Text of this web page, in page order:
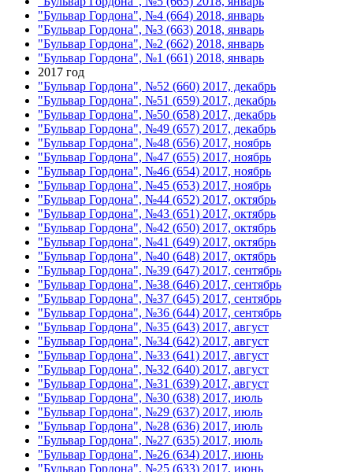
"Бульвар Гордона", №4 (664) 2018, январь
"Бульвар Гордона", №3 (663) 2018, январь
"Бульвар Гордона", №2 (662) 2018, январь
"Бульвар Гордона", №1 (661) 2018, январь
2017 год
"Бульвар Гордона", №52 (660) 2017, декабрь
"Бульвар Гордона", №51 (659) 2017, декабрь
"Бульвар Гордона", №50 (658) 2017, декабрь
"Бульвар Гордона", №49 (657) 2017, декабрь
"Бульвар Гордона", №48 (656) 2017, ноябрь
"Бульвар Гордона", №47 (655) 2017, ноябрь
"Бульвар Гордона", №46 (654) 2017, ноябрь
"Бульвар Гордона", №45 (653) 2017, ноябрь
"Бульвар Гордона", №44 (652) 2017, октябрь
"Бульвар Гордона", №43 (651) 2017, октябрь
"Бульвар Гордона", №42 (650) 2017, октябрь
"Бульвар Гордона", №41 (649) 2017, октябрь
"Бульвар Гордона", №40 (648) 2017, октябрь
"Бульвар Гордона", №39 (647) 2017, сентябрь
"Бульвар Гордона", №38 (646) 2017, сентябрь
"Бульвар Гордона", №37 (645) 2017, сентябрь
"Бульвар Гордона", №36 (644) 2017, сентябрь
"Бульвар Гордона", №35 (643) 2017, август
"Бульвар Гордона", №34 (642) 2017, август
"Бульвар Гордона", №33 (641) 2017, август
"Бульвар Гордона", №32 (640) 2017, август
"Бульвар Гордона", №31 (639) 2017, август
"Бульвар Гордона", №30 (638) 2017, июль
"Бульвар Гордона", №29 (637) 2017, июль
"Бульвар Гордона", №28 (636) 2017, июль
"Бульвар Гордона", №27 (635) 2017, июль
"Бульвар Гордона", №26 (634) 2017, июнь
"Бульвар Гордона", №25 (633) 2017, июнь